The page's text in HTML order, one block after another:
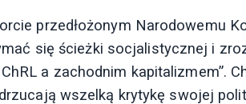
przedłożonym Narodowemu
się ścieżki socjalistycznej i
a zachodnim kapitalizmem”.
wszelką krytykę swojej